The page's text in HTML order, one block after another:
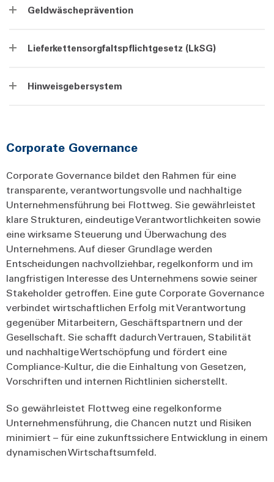
Geldwäscheprävention
Lieferkettensorgfaltspflichtgesetz (LkSG)
Hinweisgebersystem
Corporate Governance
Corporate Governance bildet den Rahmen für eine
transparente, verantwortungsvolle und nachhaltige
Unternehmensführung bei Flottweg. Sie gewährleistet
klare Strukturen, eindeutige Verantwortlichkeiten sowie
eine wirksame Steuerung und Überwachung des
Unternehmens. Auf dieser Grundlage werden
Entscheidungen nachvollziehbar, regelkonform und im
langfristigen Interesse des Unternehmens sowie seiner
Stakeholder getroffen. Eine gute Corporate Governance
verbindet wirtschaftlichen Erfolg mit Verantwortung
gegenüber Mitarbeitern, Geschäftspartnern und der
Gesellschaft. Sie schafft dadurch Vertrauen, Stabilität
und nachhaltige Wertschöpfung und fördert eine
Compliance-Kultur, die die Einhaltung von Gesetzen,
Vorschriften und internen Richtlinien sicherstellt.
So gewährleistet Flottweg eine regelkonforme
Unternehmensführung, die Chancen nutzt und Risiken
minimiert – für eine zukunftssichere Entwicklung in einem
dynamischen Wirtschaftsumfeld.